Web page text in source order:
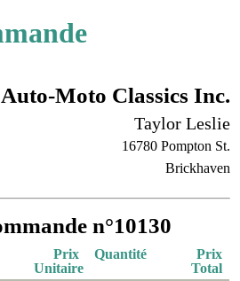
Auto-Moto Classics Inc.
Taylor Leslie
16780 Pompton St.
Brickhaven
n°10130
Prix
Unitaire
Quantité
Prix
Total